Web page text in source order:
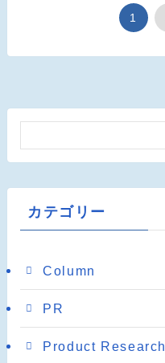
1
カテゴリー
Column
PR
Product Research